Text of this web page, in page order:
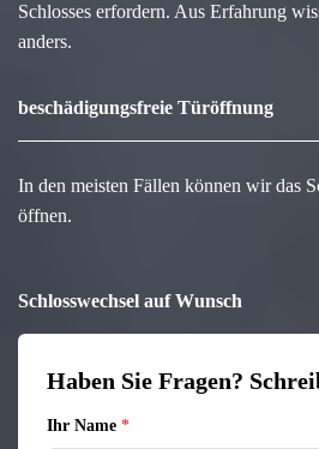
Schlosses erfordern. Aus Erfahrung
anders.
beschädigungsfreie Türöffnung
In den meisten Fällen können wir das
öffnen.
Schlosswechsel auf Wunsch
Haben Sie Fragen?
Ihr Name